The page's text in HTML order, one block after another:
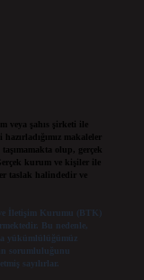
veya şahıs şirketi ile
makaleler
olup, gerçek
kurum ve kişiler ile
taslak halindedir ve
İletişim Kurumu (BTK)
Bu nedenle,
yükümlülüğümüz
sorumluluğunu
sayılırlar.